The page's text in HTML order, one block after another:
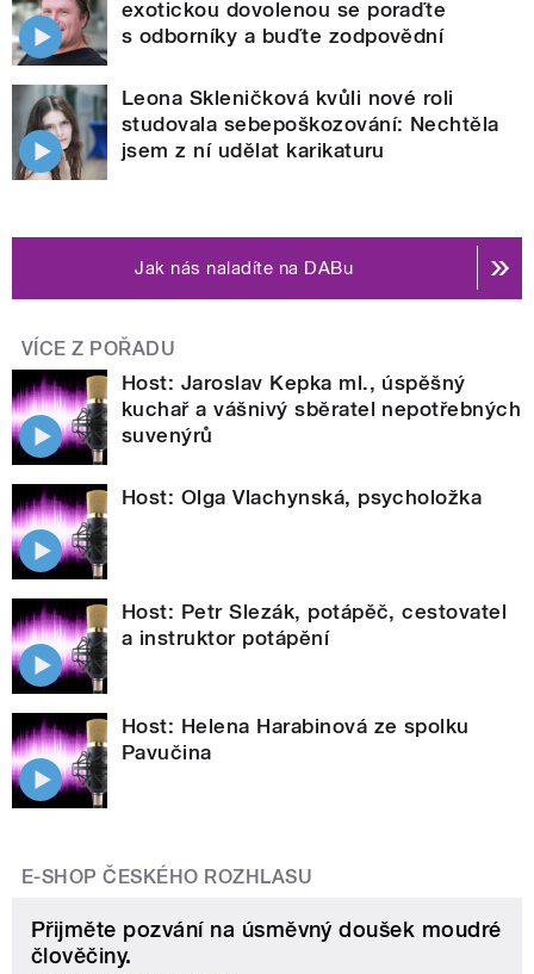
exotickou dovolenou se poraďte
s odborníky a buďte zodpovědní
Leona Skleničková kvůli nové roli
studovala sebepoškozování: Nechtěla
jsem z ní udělat karikaturu
Jak nás naladíte na DABu
VÍCE Z POŘADU
Host: Jaroslav Kepka ml., úspěšný
kuchař a vášnivý sběratel nepotřebných
suvenýrů
Host: Olga Vlachynská, psycholožka
Host: Petr Slezák, potápěč, cestovatel
a instruktor potápění
Host: Helena Harabinová ze spolku
Pavučina
E-SHOP ČESKÉHO ROZHLASU
Přijměte pozvání na úsměvný doušek moudré
člověčiny.